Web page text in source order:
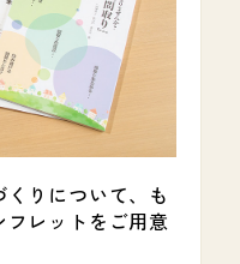
りについて、も
フレットをご用意